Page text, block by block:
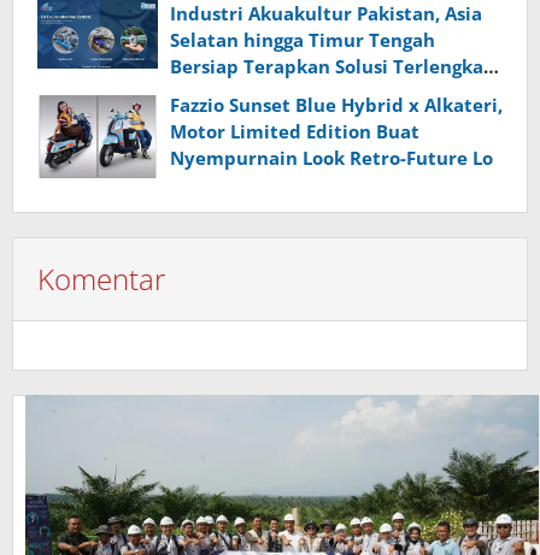
Industri Akuakultur Pakistan, Asia
Selatan hingga Timur Tengah
Bersiap Terapkan Solusi Terlengkap
dari Indonesia
Fazzio Sunset Blue Hybrid x Alkateri,
Motor Limited Edition Buat
Nyempurnain Look Retro-Future Lo
Komentar